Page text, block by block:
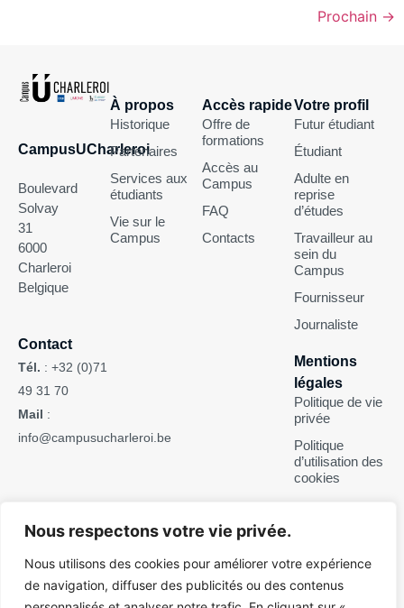
Nous respectons votre vie privée.
Nous utilisons des cookies pour améliorer votre expérience
de navigation, diffuser des publicités ou des contenus
Prochain →
CampusUCharleroi
Boulevard
Solvay
31
6000
Charleroi
Belgique
Contact
Tél. : +32 (0)71
49 31 70
Mail :
info@campusucharleroi.be
À propos
Historique
Partenaires
Services aux
étudiants
Vie sur le
Campus
Accès rapide
Offre de
formations
Accès au
Campus
FAQ
Contacts
Votre profil
Futur étudiant
Étudiant
Adulte en
reprise
d’études
Travailleur au
sein du
Campus
Fournisseur
Journaliste
Mentions
légales
Politique de vie
privée
Politique
d’utilisation des
cookies